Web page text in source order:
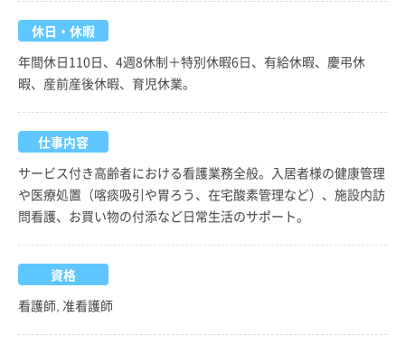
休日・休暇
年間休日110日、4週8休制＋特別休暇6日、有給休暇、慶弔休
暇、産前産後休暇、育児休業。
仕事内容
サービス付き高齢者における看護業務全般。入居者様の健康管理
や医療処置（喀痰吸引や胃ろう、在宅酸素管理など）、施設内訪
問看護、お買い物の付添など日常生活のサポート。
資格
看護師, 准看護師